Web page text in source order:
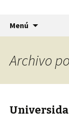
Menú
Archivo